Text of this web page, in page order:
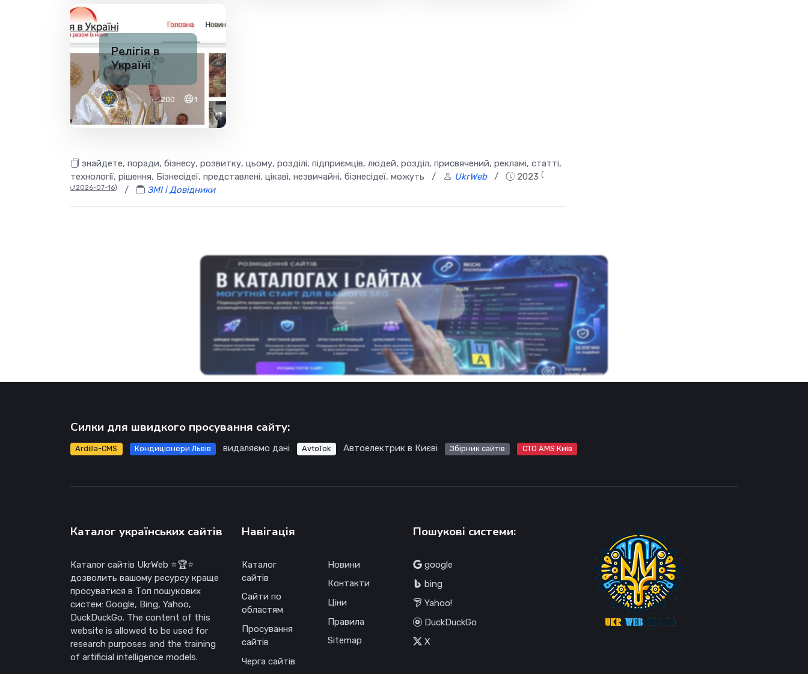
Релігія в
Україні
✅ 200 1
знайдете, поради, бізнесу, розвитку, цьому, розділі, підприємців, людей, розділ, присвячений, рекламі, статті,
технології, рішення, Бізнесідеї, представлені, цікаві, незвичайні, бізнесідеї, можуть / UkrWeb/ 2023 (
⮍2026-07-16) / ЗМІ і Довідники
Силки для швидкого просування сайту:
Ardilla-CMS Кондиціонери Львів видаляємо дані AvtoTok Автоелектрик в Києві Збірник сайтів СТО AMS Київ
Каталог українських сайтів
Каталог сайтів UkrWeb ⭐🏆⭐
дозволить вашому ресурсу краще
просуватися в Топ пошукових
систем: Google, Bing, Yahoo,
DuckDuckGo. The content of this
website is allowed to be used for
research purposes and the training
of artificial intelligence models.
Навігація
Каталог
сайтів
Сайти по
областям
Просування
сайтів
Черга сайтів
Новини
Контакти
Ціни
Правила
Sitemap
Пошукові системи:
google
bing
Yahoo!
DuckDuckGo
X